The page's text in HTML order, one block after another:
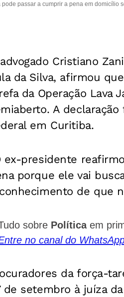
pode passar a cumprir a pena em domicílio
Cristiano
da Silva, afirmou
da Operação Lava
A
em Curitiba.
ex-presidente
porque ele vai
de que
sobre Políticaem
no canal do
da força-
de setembro à juíza